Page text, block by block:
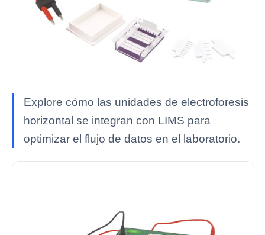
Explore cómo las unidades de electroforesis
horizontal se integran con LIMS para
optimizar el flujo de datos en el laboratorio.